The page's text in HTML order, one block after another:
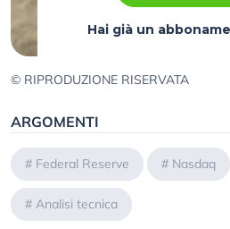
Hai già un
© RIPRODUZIONE RISERVATA
ARGOMENTI
# Federal Reserve # Nasdaq
# Analisi tecnica